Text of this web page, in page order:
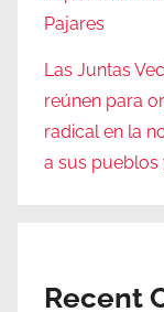
Pajares
Las Juntas
reúnen para
radical en la
a sus pueblos
Recent